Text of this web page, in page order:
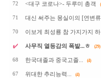
72 <대구 코로나>- 두루미 총객
71 대신 써주는 몽실이의 [연변
70 이보게 최성룡 참 가지가지
사무직 열등감의 폭발...ㅎ (29)
68 한국대졸과 중국고졸... (4)
67 위대한 추리능력... (4)